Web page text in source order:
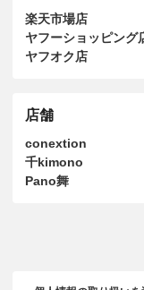
楽天市場店
ヤフーショッピング
ヤフオク店
店舗
conextion
千kimono
Pano舞